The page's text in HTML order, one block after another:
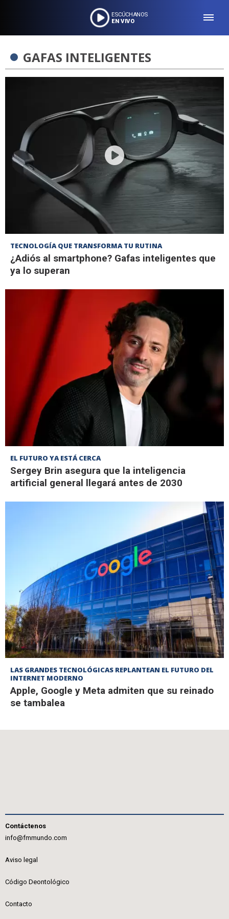
ESCÚCHANOS
EN VIVO
GAFAS INTELIGENTES
TECNOLOGÍA QUE TRANSFORMA TU RUTINA
¿Adiós al smartphone? Gafas inteligentes que
ya lo superan
EL FUTURO YA ESTÁ CERCA
Sergey Brin asegura que la inteligencia
artificial general llegará antes de 2030
LAS GRANDES TECNOLÓGICAS REPLANTEAN EL FUTURO DEL
INTERNET MODERNO
Apple, Google y Meta admiten que su reinado
se tambalea
Contáctenos
info@fmmundo.com
Aviso legal
Código Deontológico
Contacto